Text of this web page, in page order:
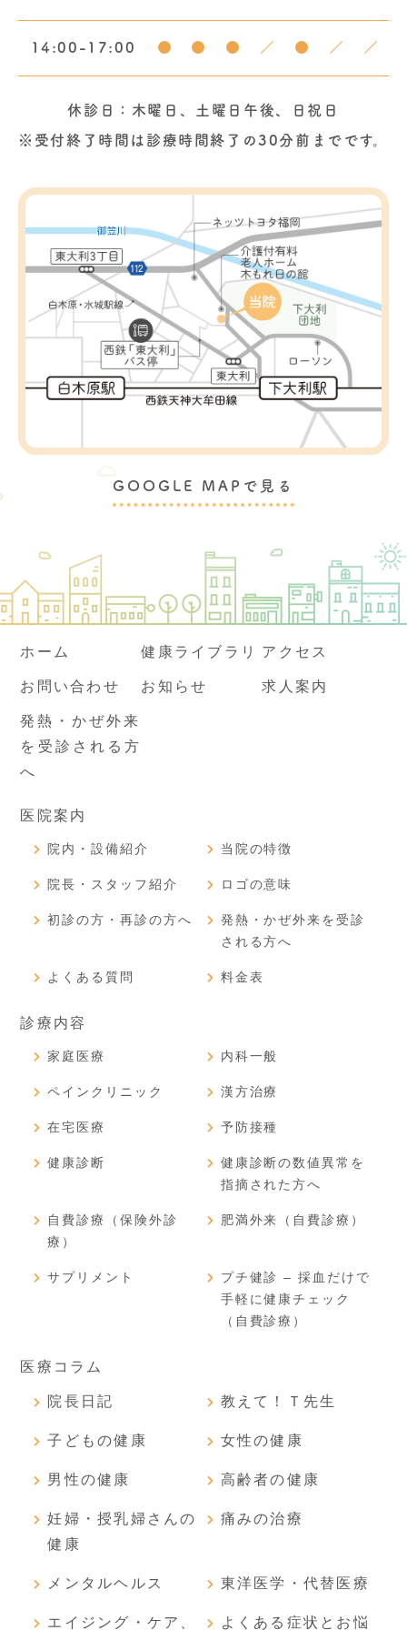
14:00-17:00 ● ● ● ／ ● ／ ／
休診日：木曜日、土曜日午後、日祝日
※受付終了時間は診療時間終了の30分前までです。
GOOGLE MAPで見る
ホーム 健康ライブラリ アクセス
お問い合わせ お知らせ 求人案内
発熱・かぜ外来
を受診される方
へ
医院案内
院内・設備紹介 当院の特徴
院長・スタッフ紹介 ロゴの意味
初診の方・再診の方へ
発熱・かぜ外来を受診
される方へ
よくある質問 料金表
診療内容
家庭医療 内科一般
ペインクリニック 漢方治療
在宅医療 予防接種
健康診断
健康診断の数値異常を
指摘された方へ
自費診療（保険外診
療）
肥満外来（自費診療）
サプリメント
プチ健診 – 採血だけで
手軽に健康チェック
（自費診療）
医療コラム
院長日記 教えて！Ｔ先生
子どもの健康 女性の健康
男性の健康 高齢者の健康
妊婦・授乳婦さんの
健康
痛みの治療
メンタルヘルス 東洋医学・代替医療
エイジング・ケア、 よくある症状とお悩